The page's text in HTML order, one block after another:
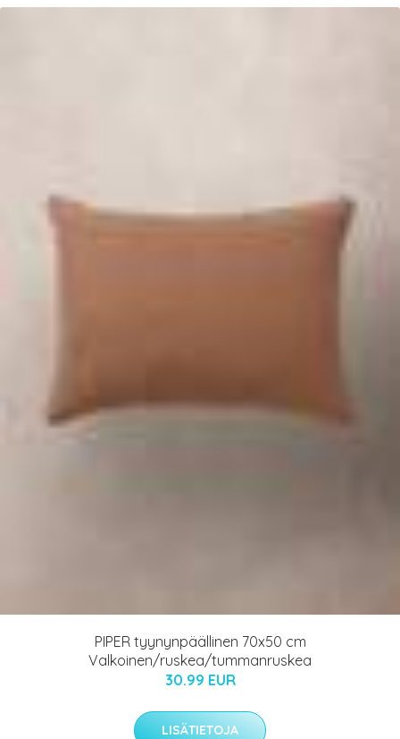
PIPER tyynynpäällinen 70x50 cm
Valkoinen/ruskea/tummanruskea
30.99 EUR
LISÄTIETOJA